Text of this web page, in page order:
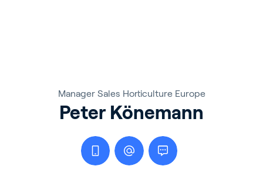
Manager Sales Horticulture Europe
Peter Könemann